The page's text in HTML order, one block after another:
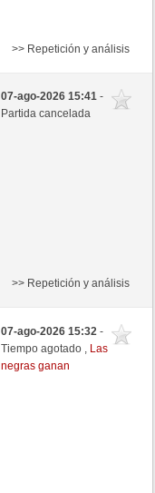
>> Repetición y análisis
07-ago-2026 15:41-
Partida cancelada
>> Repetición y análisis
07-ago-2026 15:32-
Tiempo agotado , Las
negras ganan